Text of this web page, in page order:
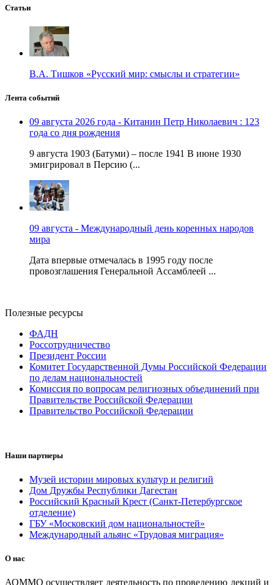
Статьи
В.А. Тишков «Русский мир: смыслы и стратегии»
Лента событий
09 августа 2026 года - Китанин Петр Николаевич : 123
года со дня рождения
9 августа 1903 (Батуми) – после 1941 В июне 1930
эмигрировал в Персию (...
09 августа - Международный день коренных народов
мира
Дата впервые отмечалась в 1995 году после
провозглашения Генеральной Ассамблеей ...
Полезные ресурсы
ФАДН
Россотрудничество
Президент России
Комитет Государственной Думы Российской Федерации
по делам национальностей
Комиссия по вопросам религиозных объединений при
Правительстве Российской Федерации
Правительство Российской Федерации
Наши партнеры
Музей истории мировых культур и религий
Дом Дружбы Республики Дагестан
Российский Красный Крест (Санкт-Петербургское
отделение)
ГБУ «Московский дом национальностей»
Международный альянс «Трудовая миграция»
О нас
АОММО осуществляет деятельность по проведению лекций и